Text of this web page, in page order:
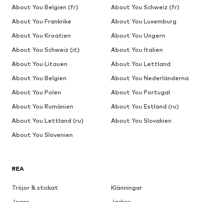
REA
Tröjor & stickat
Klänningar
About You Belgien (fr)
About You Schweiz (fr)
About You Frankrike
About You Luxemburg
About You Kroatien
About You Ungern
About You Schweiz (it)
About You Italien
About You Litauen
About You Lettland
About You Belgien
About You Nederländerna
About You Polen
About You Portugal
About You Rumänien
About You Estland (ru)
About You Lettland (ru)
About You Slovakien
About You Slovenien